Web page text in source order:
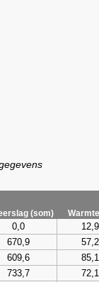
(som)
0,0 12,9
670,9 57,2
609,6 85,1
733,7 72,1